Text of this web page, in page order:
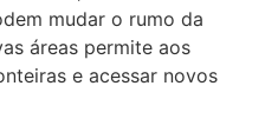
mudar o rumo da
áreas permite aos
e acessar novos